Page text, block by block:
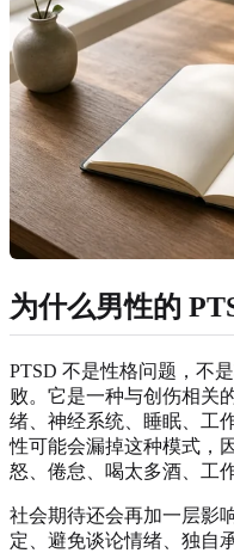
为什么男性的
PTSD 不是性格问题，不
败。它是一种与创伤相关
绪、神经系统、睡眠、工
性可能会漏掉这种模式，
怒、倦怠、喝太多酒、工
社会期待还会再加一层影
定、避免谈论情绪、独自